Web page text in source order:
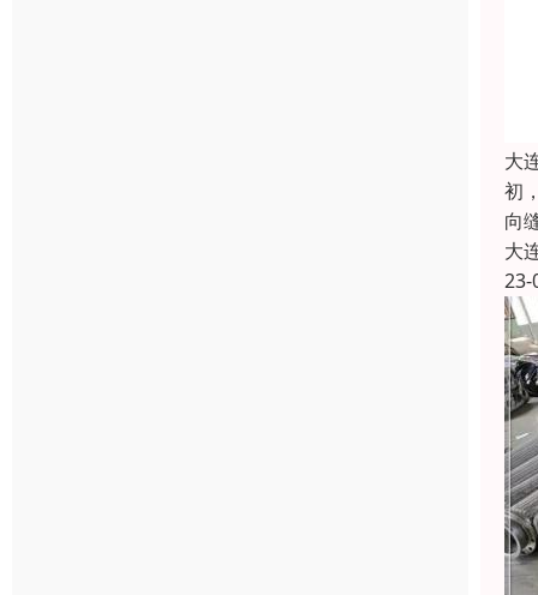
大
初
向
大
23-